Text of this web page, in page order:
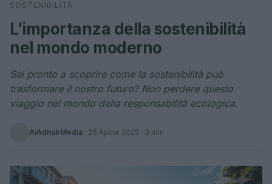
Cerca
SOSTENIBILITÀ
L’importanza della sostenibilità
nel mondo moderno
Sei pronto a scoprire come la sostenibilità può
trasformare il nostro futuro? Non perdere questo
viaggio nel mondo della responsabilità ecologica.
AiAdhubMedia · 26 Aprile 2025 · 3 min